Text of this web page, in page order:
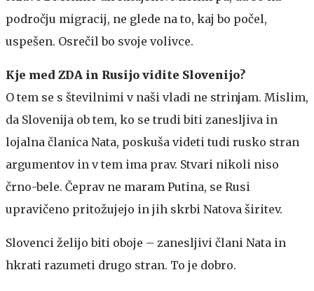
področju migracij, ne glede na to, kaj bo počel,
uspešen. Osrečil bo svoje volivce.
Kje med ZDA in Rusijo vidite Slovenijo?
O tem se s številnimi v naši vladi ne strinjam. Mislim,
da Slovenija ob tem, ko se trudi biti zanesljiva in
lojalna članica Nata, poskuša videti tudi rusko stran
argumentov in v tem ima prav. Stvari nikoli niso
črno-bele. Čeprav ne maram Putina, se Rusi
upravičeno pritožujejo in jih skrbi Natova širitev.
Slovenci želijo biti oboje – zanesljivi člani Nata in
hkrati razumeti drugo stran. To je dobro.